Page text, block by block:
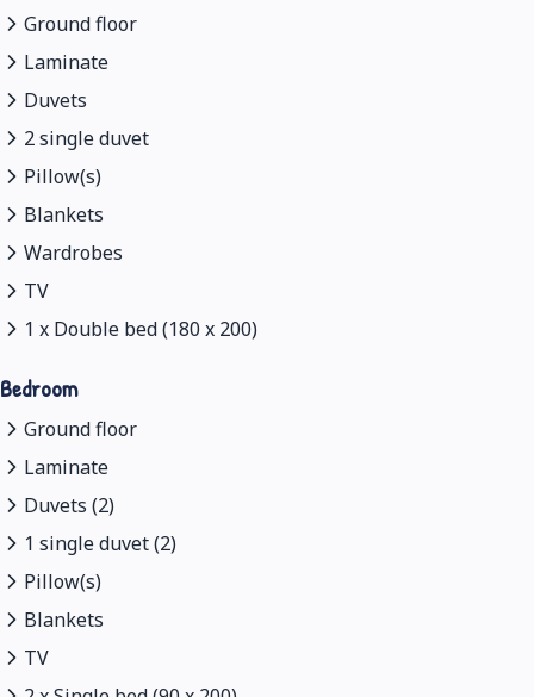
Ground floor
Laminate
Duvets
2 single duvet
Pillow(s)
Blankets
Wardrobes
TV
1 x Double bed (180 x 200)
Bedroom
Ground floor
Laminate
Duvets (2)
1 single duvet (2)
Pillow(s)
Blankets
TV